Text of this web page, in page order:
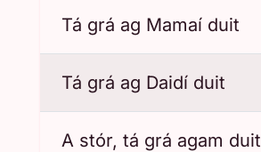
Tá grá ag Mamaí duit
Tá grá ag Daidí duit
A stór, tá grá agam duit